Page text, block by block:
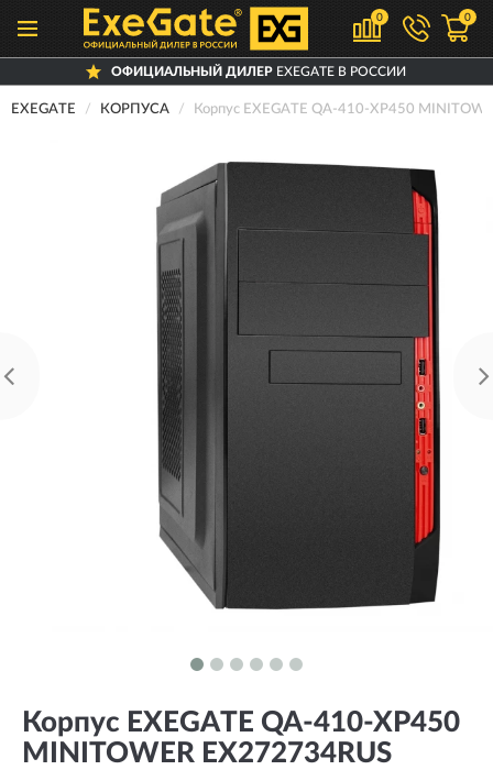
0 0
ОФИЦИАЛЬНЫЙ ДИЛЕРEXEGATE В РОССИИ
EXEGATE КОРПУСА Корпус EXEGATE QA-410-XP450
Корпус EXEGATE QA-410-XP450
MINITOWER EX272734RUS